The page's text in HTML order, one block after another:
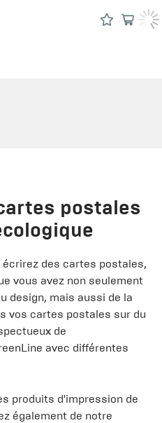
postales
des cartes postales,
vous avez non seulement
design, mais aussi de la
vos cartes postales sur du
de
avec différentes
produits d'impression de
également de notre